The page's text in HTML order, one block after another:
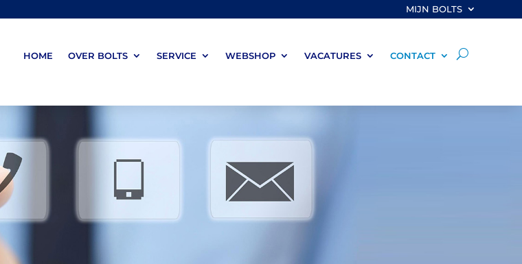
MIJN BOLTS
HOME OVER BOLTS SERVICE WEBSHOP VACATURES CONTACT